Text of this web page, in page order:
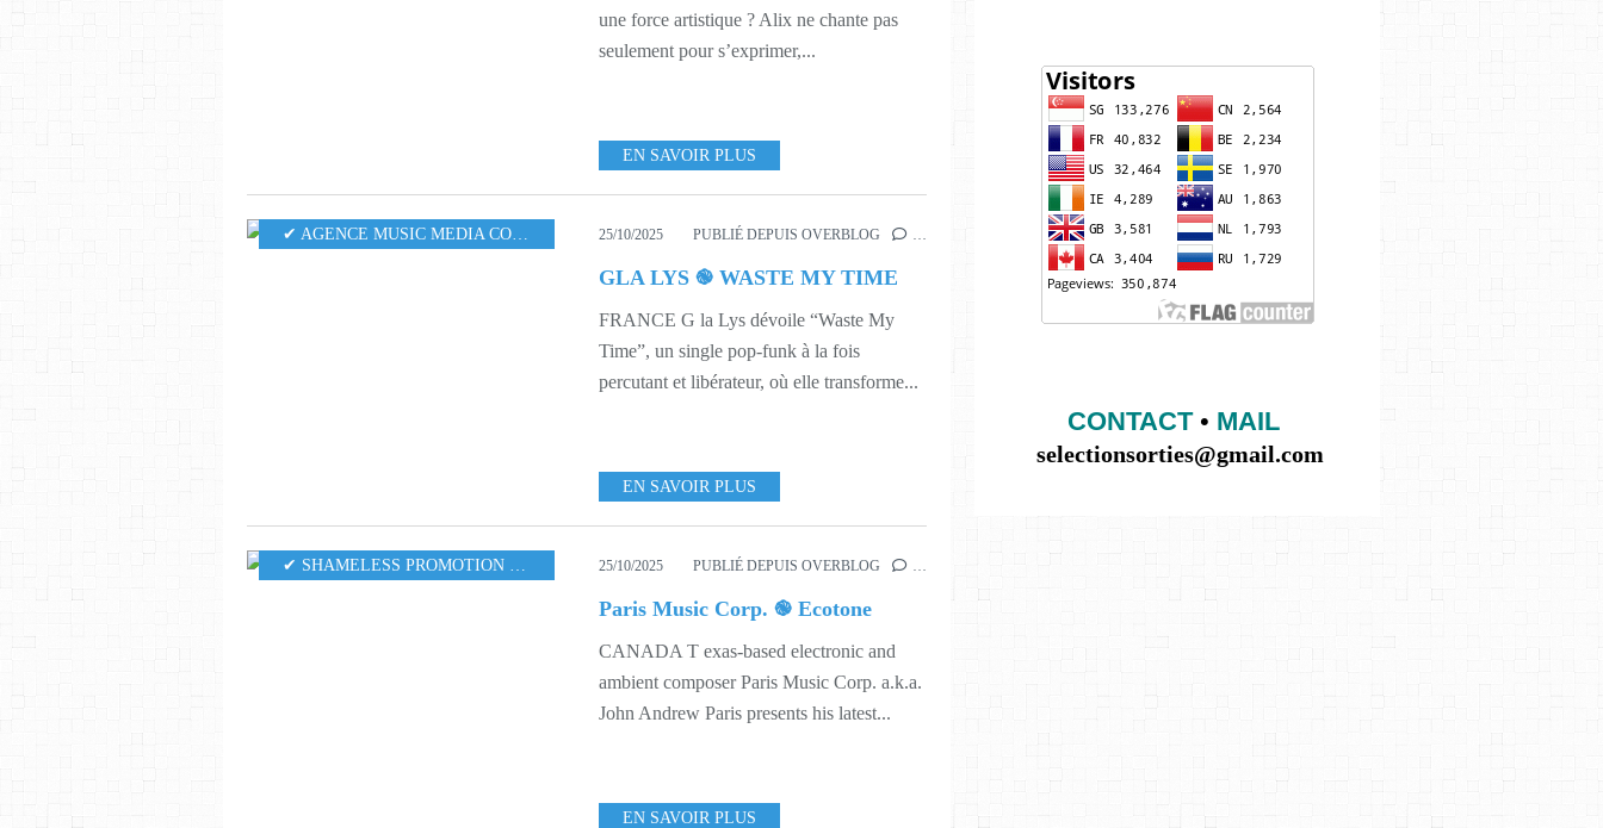
une force artistique ? Alix ne chante pas
seulement pour s’exprimer,...
EN SAVOIR PLUS
✔ AGENCE MUSIC MEDIA CONSULTING ,MUSIQUE 543
25/10/2025 PUBLIÉ DEPUIS OVERBLOG …
GLA LYS ֎ WASTE MY TIME
FRANCE G la Lys dévoile “Waste My
Time”, un single pop-funk à la fois
percutant et libérateur, où elle transforme...
EN SAVOIR PLUS
✔ SHAMELESS PROMOTION PR ,543
25/10/2025 PUBLIÉ DEPUIS OVERBLOG …
Paris Music Corp. ֎ Ecotone
CANADA T exas-based electronic and
ambient composer Paris Music Corp. a.k.a.
John Andrew Paris presents his latest...
EN SAVOIR PLUS
CONTACT• MAIL
selectionsorties@gmail.com